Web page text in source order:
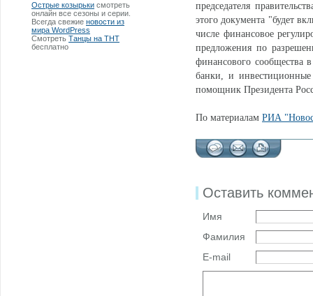
Острые козырьки смотреть
онлайн все сезоны и серии.
Всегда свежие новости из
мира WordPress
Смотреть Танцы на ТНТ
бесплатно
председателя
этого документа "будет
числе финансовое
предложения по
финансового сообщества
банки, и
помощник Президента
По материалам РИА
Оставить
Имя
Фамилия
E-mail